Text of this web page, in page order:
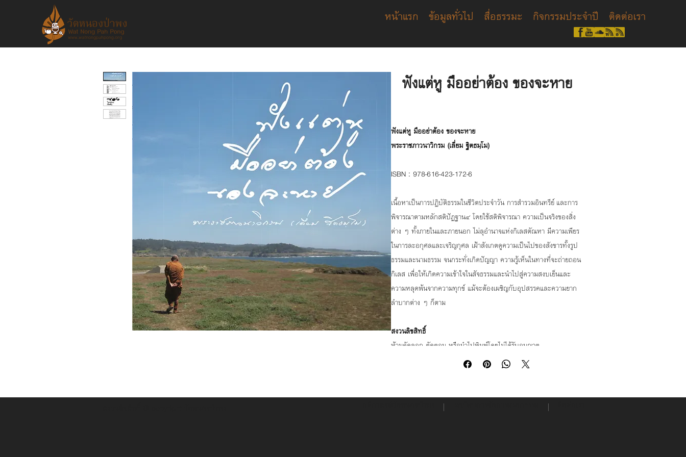
หน้าแรก ข้อมูลทั่วไป สื่อธรรมะ กิจกรรมประจำปี ติดต่อเรา
ฟังแต่หู มืออย่าต้อง ของจะหาย
ฟังแต่หู มืออย่าต้อง ของจะหาย
พระราชภาวนาวิกรม (เลี่ยม ฐิตธมฺโม)
ISBN : 978-616-423-172-6
เนื้อหาเป็นการปฏิบัติธรรมในชีวิตประจำวัน การสำรวมอินทรีย์ และการ
พิจารณาตามหลักสติปัฏฐาน๔ โดยใช้สติพิจารณา ความเป็นจริงของสิ่ง
ต่าง ๆ ทั้งภายในและภายนอก ไม่ลุอำนาจแห่งกิเลสตัณหา มีความเพียร
ในการละอกุศลและเจริญกุศล เฝ้าสังเกตดูความเป็นไปของสังขารทั้งรูป
ธรรมและนามธรรม จนกระทั่งเกิดปัญญา ความรู้เห็นในทางที่จะถ่ายถอน
กิเลส เพื่อให้เกิดความเข้าใจในสัจธรรมและนำไปสู่ความสงบเย็นและ
ความหลุดพ้นจากความทุกข์ แม้จะต้องเผชิญกับอุปสรรคและความยาก
ลำบากต่าง ๆ ก็ตาม
สงวนลิขสิทธิ์
ห้ามคัดลอก ตัดตอน หรือนำไปพิมพ์โดยไม่ได้รับอนุญาต
หากท่านใดประสงค์จัดพิมพ์เป็นธรรมบรรณาการ
ตำบลโนนผึ้ง อำเภอวารินชำราบ จังหวัดอุบลราชธานี 34190